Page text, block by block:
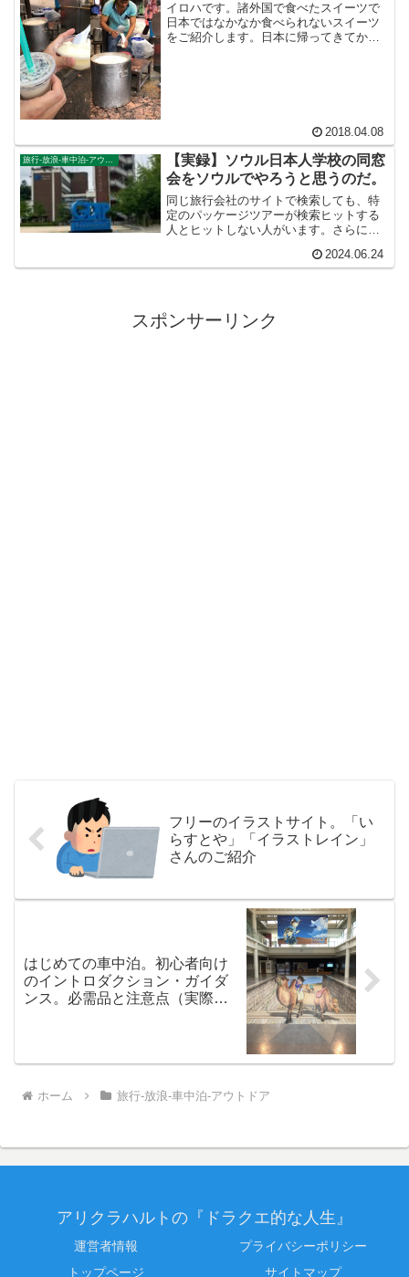
イロハです。諸外国で食べたスイーツで
日本ではなかなか食べられないスイーツ
をご紹介します。日本に帰ってきてから
2018.04.08
【実録】ソウル日本人学校の同窓
会をソウルでやろうと思うのだ。
同じ旅行会社のサイトで検索しても、特
定のパッケージツアーが検索ヒットする
人とヒットしない人がいます。さらに同
って若干金額が違ってきます。こういう
ことは個人旅行では経験できないことで
2024.06.24
スポンサーリンク
フリーのイラストサイト。「い
らすとや」「イラストレイン」
さんのご紹介
はじめての車中泊。初心者向け
のイントロダクション・ガイダ
ンス。必需品と注意点（実際の
ホーム 旅行-放浪-車中泊-アウトドア
アリクラハルトの『ドラクエ的な人生』
運営者情報
プライバシーポリシー
トップページ
サイトマップ